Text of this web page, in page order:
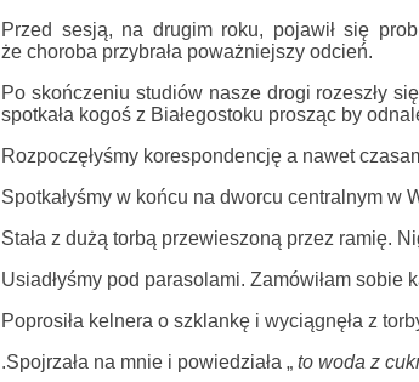
Przed sesją, na drugim roku, pojawił się
że choroba przybrała poważniejszy odcień.
Po skończeniu studiów nasze drogi rozeszły
spotkała kogoś z Białegostoku prosząc by
Rozpoczęłyśmy korespondencję a nawet
Spotkałyśmy w końcu na dworcu centralnym w
Stała z dużą torbą przewieszoną przez ramię.
Usiadłyśmy pod parasolami. Zamówiłam sobie
Poprosiła kelnera o szklankę i wyciągnęła z
.Spojrzała na mnie i powiedziała „ to woda z